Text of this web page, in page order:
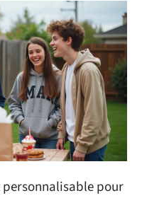
personnalisable pour